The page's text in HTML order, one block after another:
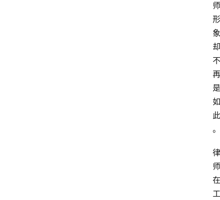
师
形
象
却
不
再
是
如
此
。
律
师
在
工